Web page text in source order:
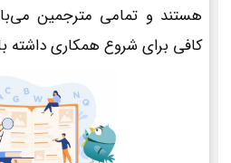
هستند و تمامی مترجمین
کافی برای شروع همکاری داشته